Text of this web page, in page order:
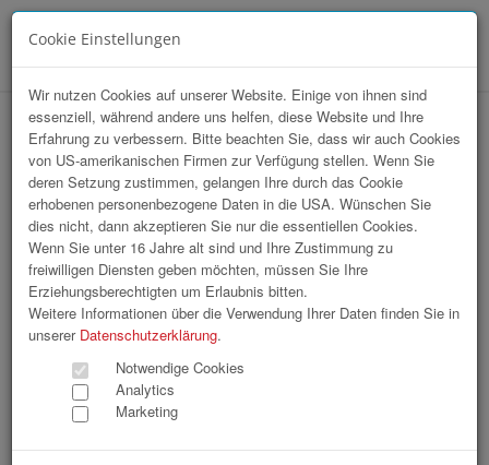
hr-lounge Mitte zu Gast bei Bilfinger
VAM Anlagentechnik
Cookie Einstellungen
Wir nutzen Cookies auf unserer Website. Einige von ihnen sind
essenziell, während andere uns helfen, diese Website und Ihre
Erfahrung zu verbessern. Bitte beachten Sie, dass wir auch Cookies
von US-amerikanischen Firmen zur Verfügung stellen. Wenn Sie
deren Setzung zustimmen, gelangen Ihre durch das Cookie
erhobenen personenbezogene Daten in die USA. Wünschen Sie
dies nicht, dann akzeptieren Sie nur die essentiellen Cookies.
Wenn Sie unter 16 Jahre alt sind und Ihre Zustimmung zu
freiwilligen Diensten geben möchten, müssen Sie Ihre
Erziehungsberechtigten um Erlaubnis bitten.
Weitere Informationen über die Verwendung Ihrer Daten finden Sie in
unserer Datenschutzerklärung.
Notwendige Cookies
Analytics
Marketing